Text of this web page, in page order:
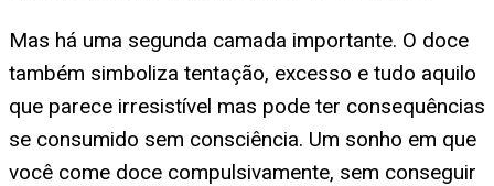
Mas há uma segunda camada importante. O doce
também simboliza tentação, excesso e tudo aquilo
que parece irresistível mas pode ter consequências
se consumido sem consciência. Um sonho em que
você come doce compulsivamente, sem conseguir